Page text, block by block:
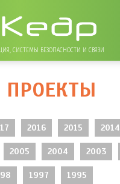
СИСТЕМЫ БЕЗОПАСНОСТИ И СВЯЗИ
2016 2015 2014
2005 2004 2003
1997 1995